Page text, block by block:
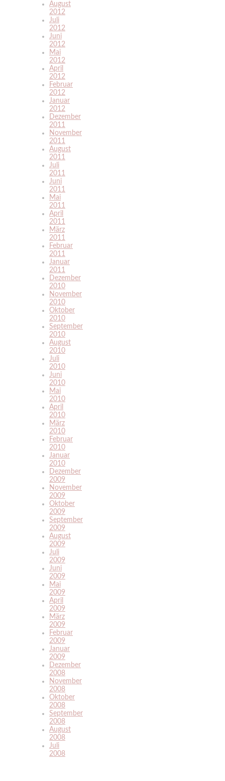
August
2012
Juli
2012
Juni
2012
Mai
2012
April
2012
Februar
2012
Januar
2012
Dezember
2011
November
2011
August
2011
Juli
2011
Juni
2011
Mai
2011
April
2011
März
2011
Februar
2011
Januar
2011
Dezember
2010
November
2010
Oktober
2010
September
2010
August
2010
Juli
2010
Juni
2010
Mai
2010
April
2010
März
2010
Februar
2010
Januar
2010
Dezember
2009
November
2009
Oktober
2009
September
2009
August
2009
Juli
2009
Juni
2009
Mai
2009
April
2009
März
2009
Februar
2009
Januar
2009
Dezember
2008
November
2008
Oktober
2008
September
2008
August
2008
Juli
2008